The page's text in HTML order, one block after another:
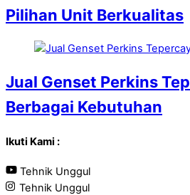
Pilihan Unit Berkualitas
Jual Genset Perkins
Berbagai Kebutuhan
Ikuti Kami :
Tehnik Unggul
Tehnik Unggul